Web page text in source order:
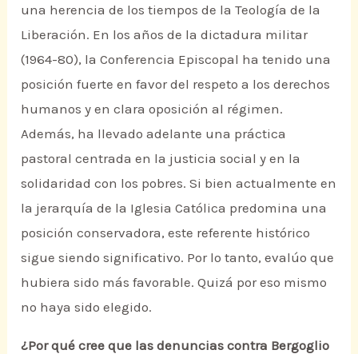
una herencia de los tiempos de la Teología de la
Liberación. En los años de la dictadura militar
(1964-80), la Conferencia Episcopal ha tenido una
posición fuerte en favor del respeto a los derechos
humanos y en clara oposición al régimen.
Además, ha llevado adelante una práctica
pastoral centrada en la justicia social y en la
solidaridad con los pobres. Si bien actualmente en
la jerarquía de la Iglesia Católica predomina una
posición conservadora, este referente histórico
sigue siendo significativo. Por lo tanto, evalúo que
hubiera sido más favorable. Quizá por eso mismo
no haya sido elegido.
¿Por qué cree que las denuncias contra Bergoglio